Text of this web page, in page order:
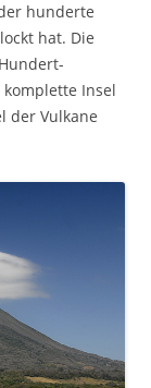
hunderte
hat. Die
Insel
der Vulkane